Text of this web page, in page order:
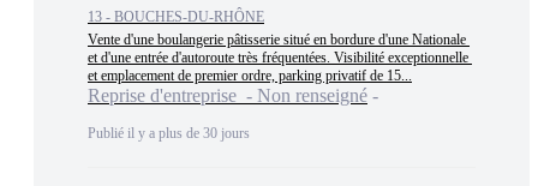
13 - BOUCHES-DU-RHÔNE
Vente d'une boulangerie pâtisserie situé en bordure d'une Nationale
et d'une entrée d'autoroute très fréquentées. Visibilité exceptionnelle
et emplacement de premier ordre, parking privatif de 15...
Reprise d'entreprise - Non renseigné
Publié il y a plus de 30 jours